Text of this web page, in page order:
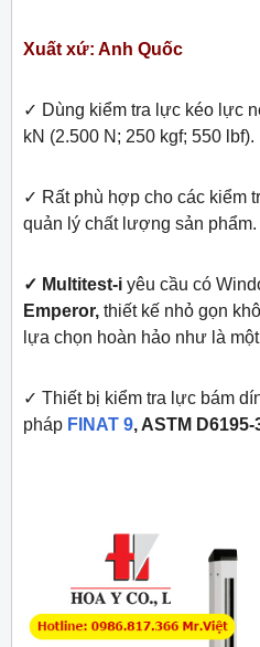
Xuất xứ: Anh Quốc
✓ Dùng kiểm tra lực kéo lực
kN (2.500 N; 250 kgf; 550 lbf).
✓ Rất phù hợp cho các kiểm
quản lý chất lượng sản phẩm.
✓ Multitest-i yêu cầu có
Emperor, thiết kế nhỏ gọn
lựa chọn hoàn hảo như là
✓ Thiết bị kiểm tra lực bám
pháp FINAT 9, ASTM D6195-